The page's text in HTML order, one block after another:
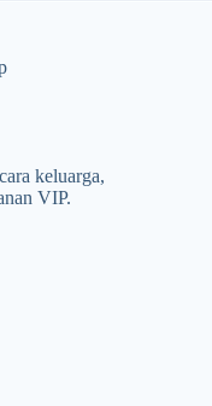
keluarga,
VIP.